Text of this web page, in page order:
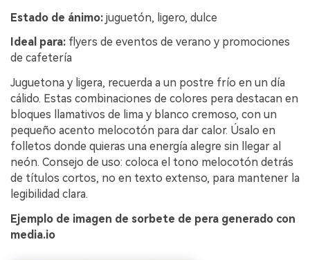
Estado de ánimo: juguetón, ligero, dulce
Ideal para: flyers de eventos de verano y promociones
de cafetería
Juguetona y ligera, recuerda a un postre frío en un día
cálido. Estas combinaciones de colores pera destacan en
bloques llamativos de lima y blanco cremoso, con un
pequeño acento melocotón para dar calor. Úsalo en
folletos donde quieras una energía alegre sin llegar al
neón. Consejo de uso: coloca el tono melocotón detrás
de títulos cortos, no en texto extenso, para mantener la
legibilidad clara.
Ejemplo de imagen de sorbete de pera generado con
media.io